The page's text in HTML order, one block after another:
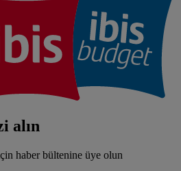
alın
haber bültenine üye olun